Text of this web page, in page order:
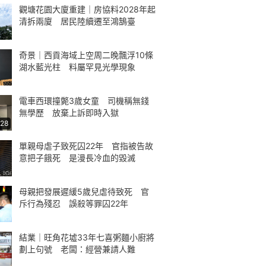
觀塘花園大廈重建｜房協料2028年起
清拆兩廈 居民陸續遷至鴻鵠臺
奇景｜西貢海域上空周二晚飄浮10條
湖水藍光柱 料屬罕見光學現象
電車西環撞斃3歲女童 司機稱無錢
無學歷 放棄上訴即時入獄
單親母虐子致死囚22年 官指被告故
意把子餓死 是漫長冷血的毀滅
母親把發展遲緩5歲兒虐待致死 官
斥行為殘忍 誤殺等罪囚22年
結業｜旺角花墟33年七喜粥麵小廚將
劃上句號 老闆：經營兼請人難